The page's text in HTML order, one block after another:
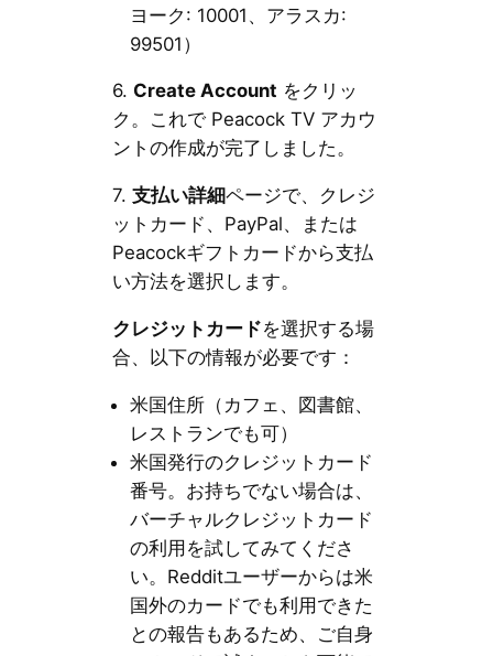
ヨーク: 10001、アラスカ:
99501）
6. Create Account をクリッ
ク。これで Peacock TV アカウ
ントの作成が完了しました。
7. 支払い詳細ページで、クレジ
ットカード、PayPal、または
Peacockギフトカードから支払
い方法を選択します。
クレジットカードを選択する場
合、以下の情報が必要です：
米国住所（カフェ、図書館、
レストランでも可）
米国発行のクレジットカード
番号。お持ちでない場合は、
バーチャルクレジットカード
の利用を試してみてくださ
い。Redditユーザーからは米
国外のカードでも利用できた
との報告もあるため、ご自身